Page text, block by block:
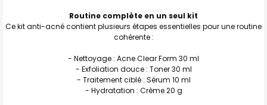
Routine complète en un seul kit
Ce kit anti-acné contient plusieurs étapes essentielles pour une routine
cohérente :
- Nettoyage : Acne Clear Form 30 ml
- Exfoliation douce : Toner 30 ml
- Traitement ciblé : Sérum 10 ml
- Hydratation : Crème 20 g